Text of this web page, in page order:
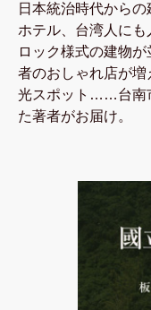
日本統治時代から
ホテル、台湾人に
ロック様式の建物
者のおしゃれ店が
光スポット……台南
た著者がお届け。